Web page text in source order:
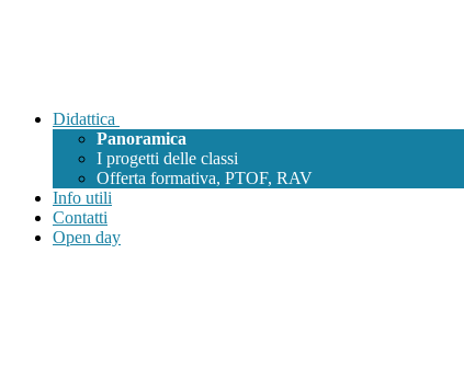
Didattica
Panoramica
I progetti delle classi
Offerta formativa, PTOF, RAV
Info utili
Contatti
Open day